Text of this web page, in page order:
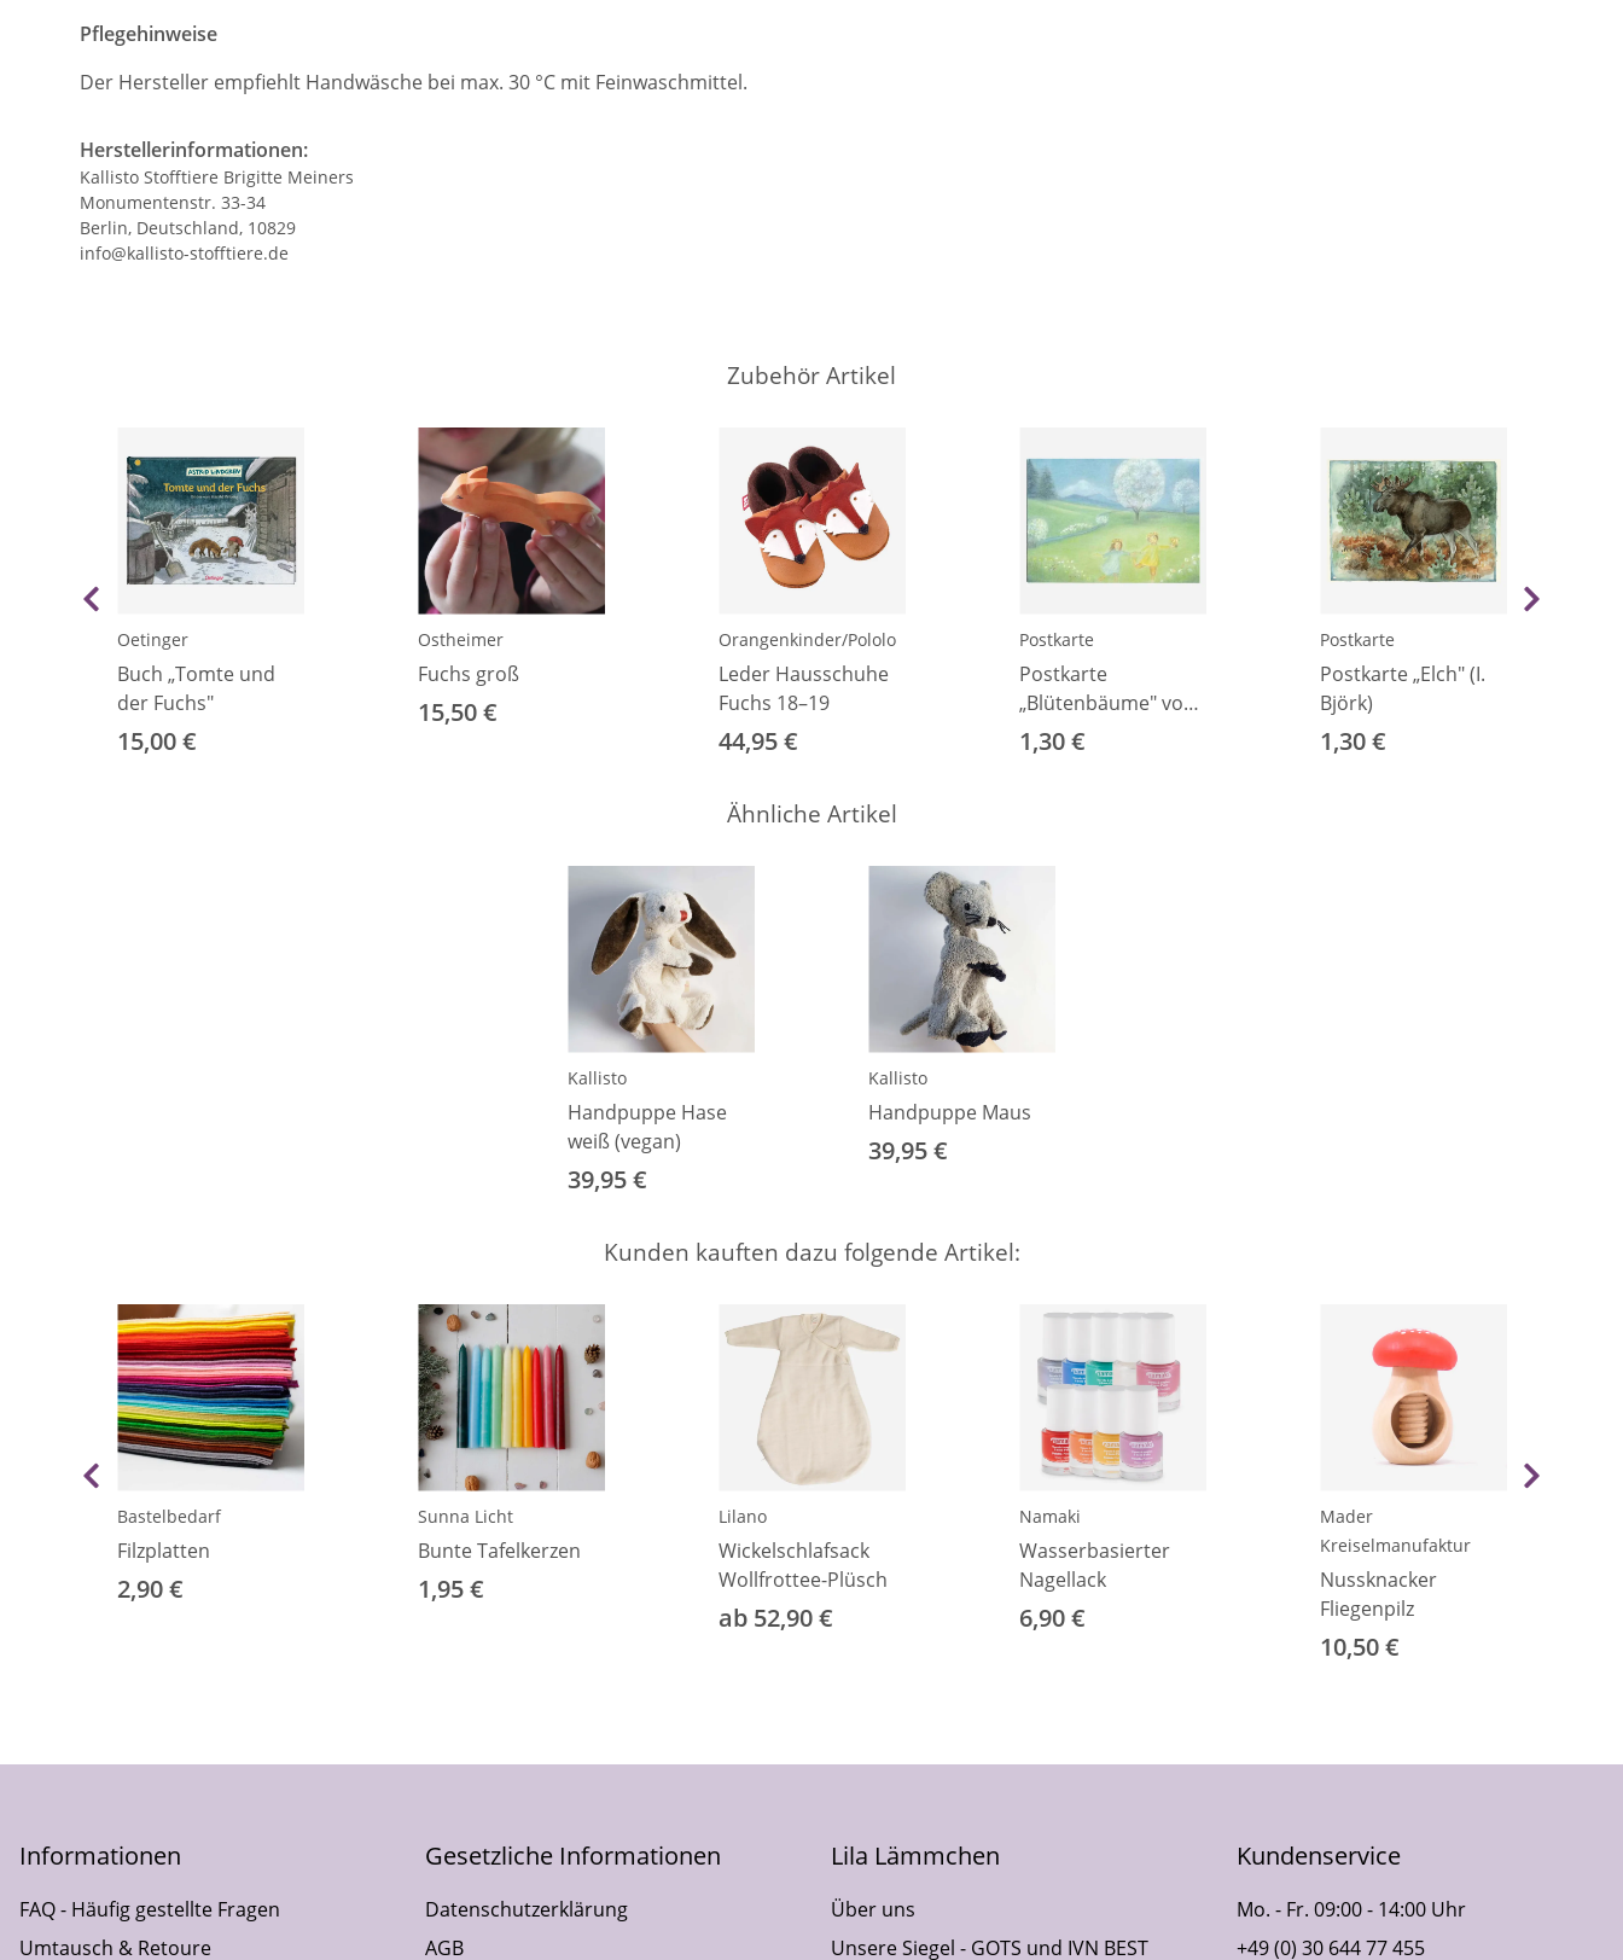
Pflegehinweise
Der Hersteller empfiehlt Handwäsche bei max. 30 °C mit Feinwaschmittel.
Herstellerinformationen:
Kallisto Stofftiere Brigitte Meiners
Monumentenstr. 33-34
Berlin, Deutschland, 10829
info@kallisto-stofftiere.de
Zubehör Artikel
Oetinger
Buch „Tomte und
der Fuchs"
15,00 €
Ostheimer
Fuchs groß
15,50 €
Orangenkinder/Pololo
Leder Hausschuhe
Fuchs 18–19
44,95 €
Postkarte
Postkarte
„Blütenbäume" von
Ruth Elsässer
1,30 €
Postkarte
Postkarte „Elch" (I.
Björk)
1,30 €
Ähnliche Artikel
Kallisto
Handpuppe Hase
weiß (vegan)
39,95 €
Kallisto
Handpuppe Maus
39,95 €
Kunden kauften dazu folgende Artikel:
Bastelbedarf
Filzplatten
2,90 €
Sunna Licht
Bunte Tafelkerzen
1,95 €
Lilano
Wickelschlafsack
Wollfrottee-Plüsch
ab 52,90 €
Namaki
Wasserbasierter
Nagellack
6,90 €
Mader
Kreiselmanufaktur
Nussknacker
Fliegenpilz
10,50 €
Informationen
FAQ - Häufig gestellte Fragen
Umtausch & Retoure
Gesetzliche Informationen
Datenschutzerklärung
AGB
Lila Lämmchen
Über uns
Unsere Siegel - GOTS und IVN BEST
Kundenservice
Mo. - Fr. 09:00 - 14:00 Uhr
+49 (0) 30 644 77 455